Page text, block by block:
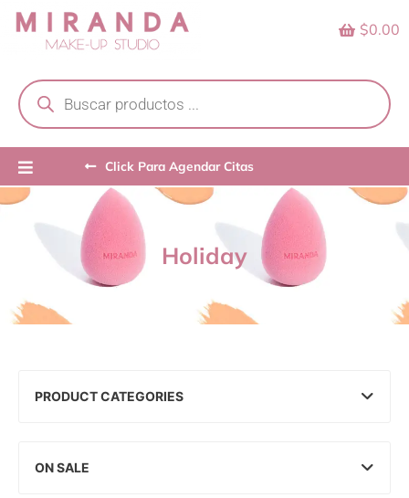
Skip
search
$0.00
Click Para Agendar Citas
Holiday
PRODUCT CATEGORIES
ON SALE